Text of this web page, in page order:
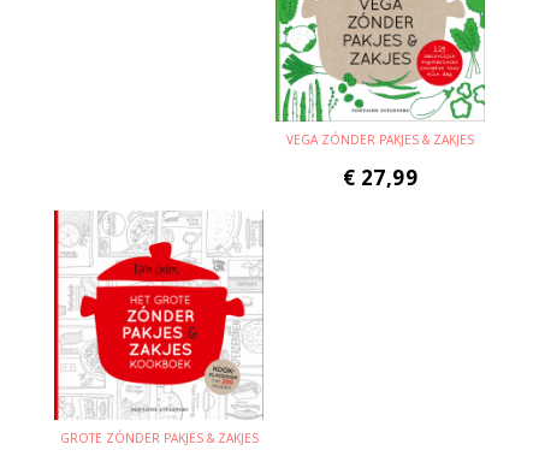
VEGA ZÓNDER PAKJES & ZAKJES
€ 27,99
GROTE ZÓNDER PAKJES & ZAKJES